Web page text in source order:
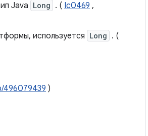
Java Long . ( Ic0469 ,
используется Long . (
496079439 )